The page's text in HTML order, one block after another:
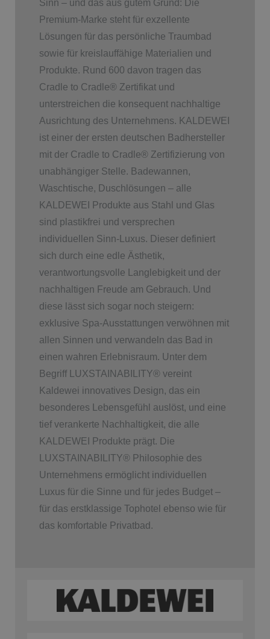
Sinn – und das aus gutem Grund: Die
Premium-Marke steht für exzellente
Lösungen für das persönliche Traumbad
sowie für kreislauffähige Materialien und
Produkte. Rund 600 davon tragen das
Cradle to Cradle® Zertifikat und
unterstreichen die konsequent nachhaltige
Ausrichtung des Unternehmens. KALDEWEI
ist einer der ersten deutschen Badhersteller
mit der Cradle to Cradle® Zertifizierung von
unabhängiger Stelle. Badewannen,
Waschtische, Duschlösungen – alle
KALDEWEI Produkte aus Stahl und Glas
sind plastikfrei und versprechen
individuellen Sinn-Luxus. Dieser definiert
sich durch eine edle Ästhetik,
verantwortungsvolle Langlebigkeit und der
nachhaltigen Freude am Gebrauch. Und
diese lässt sich sogar noch steigern:
exklusive Spa-Ausstattungen verwöhnen mit
allen Sinnen und verwandeln das Bad in
einen wahren Erlebnisraum. Unter dem
Begriff LUXSTAINABILITY® vereint
Kaldewei innovatives Design, das ein
besonderes Lebensgefühl auslöst, und eine
tief verankerte Nachhaltigkeit, die alle
KALDEWEI Produkte prägt. Die
LUXSTAINABILITY® Philosophie des
Unternehmens ermöglicht individuellen
Luxus für die Sinne und für jedes Budget –
für das erstklassige Tophotel ebenso wie für
das komfortable Privatbad.